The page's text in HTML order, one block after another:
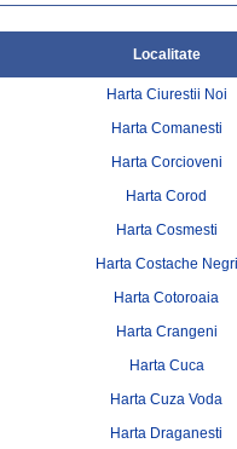
Localitate
Harta Ciurestii Noi
Harta Comanesti
Harta Corcioveni
Harta Corod
Harta Cosmesti
Harta Costache Negri
Harta Cotoroaia
Harta Crangeni
Harta Cuca
Harta Cuza Voda
Harta Draganesti